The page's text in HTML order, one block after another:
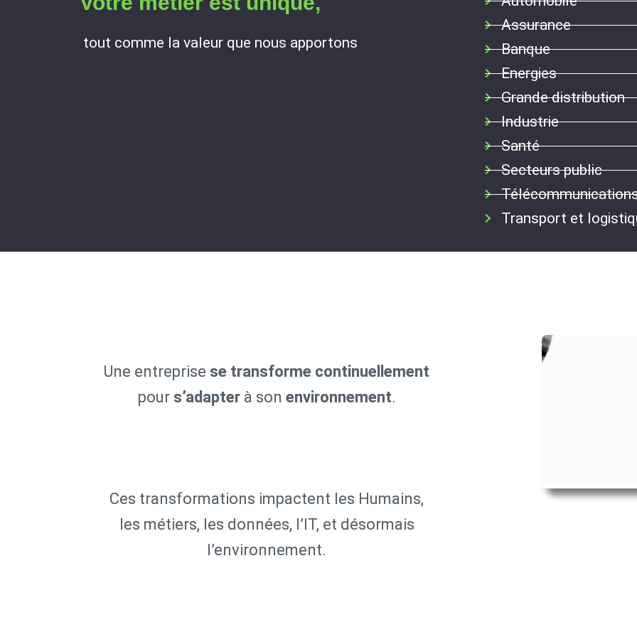
tout comme la valeur que nous apportons
Assurance
Banque
Energies
Grande distribution
Industrie
Santé
Secteurs public
Transport et
Une entreprise se transforme continuellement
pour s’adapterà son environnement.
Ces transformations impactent les Humains,
les métiers, les données, l’IT, et désormais
l’environnement.